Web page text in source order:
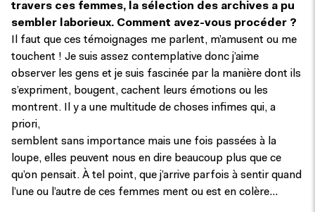
travers ces femmes, la sélection des archives a pu
sembler laborieux. Comment avez-vous procéder ?
Il faut que ces témoignages me parlent, m’amusent ou me
touchent ! Je suis assez contemplative donc j’aime
observer les gens et je suis fascinée par la manière dont ils
s’expriment, bougent, cachent leurs émotions ou les
montrent. Il y a une multitude de choses infimes qui, a
priori,
semblent sans importance mais une fois passées à la
loupe, elles peuvent nous en dire beaucoup plus que ce
qu’on pensait. À tel point, que j’arrive parfois à sentir quand
l’une ou l’autre de ces femmes ment ou est en colère…